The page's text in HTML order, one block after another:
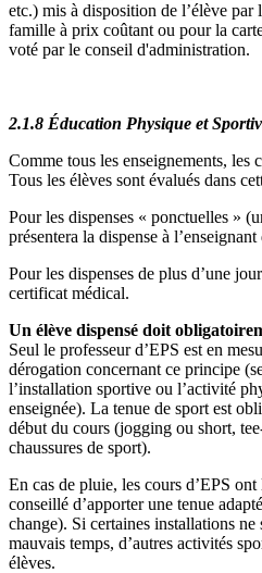
etc.) mis à disposition de l’élève par
famille à prix coûtant ou pour la
voté par le conseil d'administration.
2.1.8 Éducation Physique et
Comme tous les enseignements, les
Tous les élèves sont évalués dans
Pour les dispenses « ponctuelles »
présentera la dispense à l’enseignant
Pour les dispenses de plus d’une
certificat médical.
Un élève dispensé doit
Seul le professeur d’EPS est en
dérogation concernant ce principe
l’installation sportive ou l’activité
enseignée). La tenue de sport est
début du cours (jogging ou short,
chaussures de sport).
En cas de pluie, les cours d’EPS
conseillé d’apporter une tenue
change). Si certaines installations
mauvais temps, d’autres activités
élèves.